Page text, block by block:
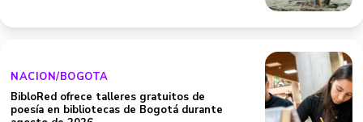
NACION/BOGOTA
BibloRed ofrece talleres gratuitos de
poesía en bibliotecas de Bogotá durante